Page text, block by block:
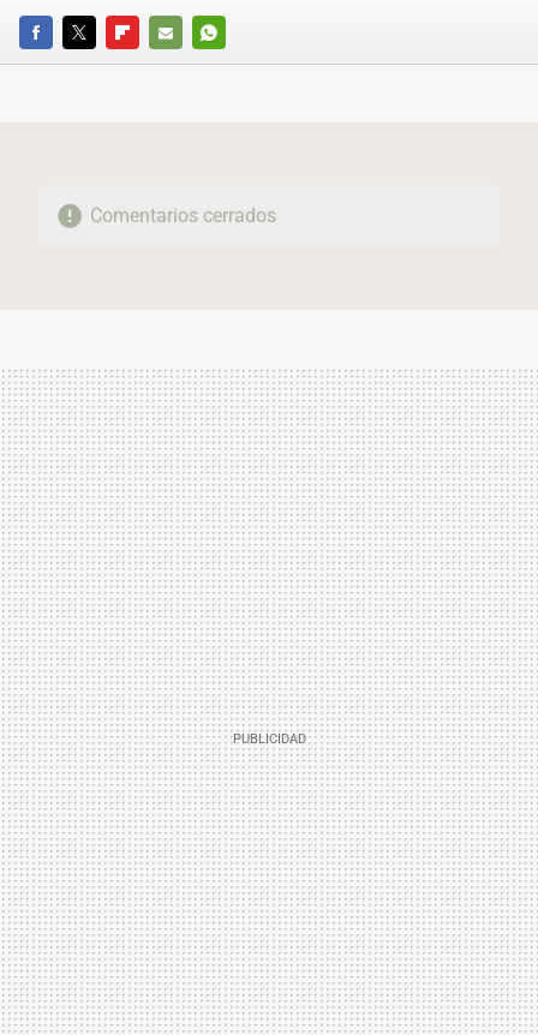
FACEBOOKTWITTERFLIPBOARD
E-
WHATSAPP
Comentarios cerrados